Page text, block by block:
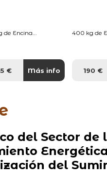
de Encina...
€ Más info
400 kg de
190 €
del Sector
del